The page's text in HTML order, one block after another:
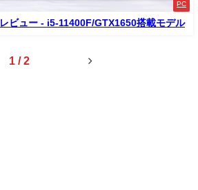
PC
ビュー - i5-11400F/GTX1650搭載モデル
1 / 2